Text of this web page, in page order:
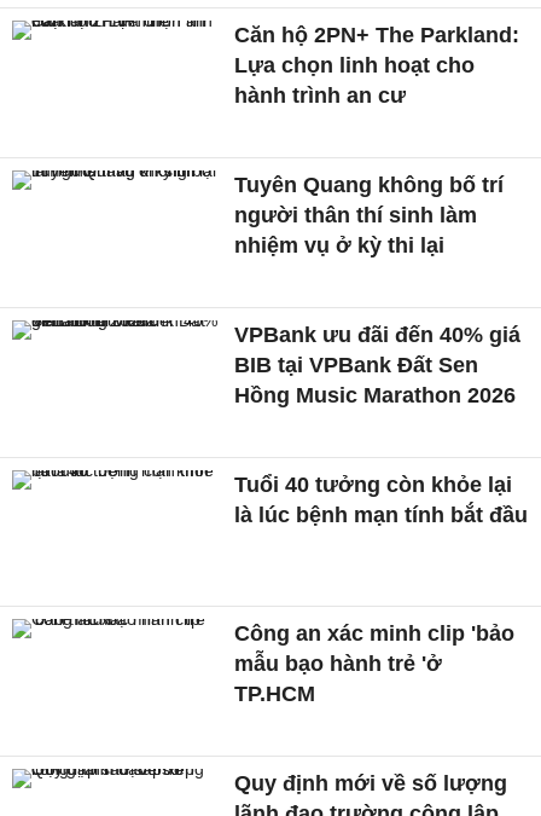
Căn hộ 2PN+ The Parkland:
Lựa chọn linh hoạt cho
hành trình an cư
Tuyên Quang không bố trí
người thân thí sinh làm
nhiệm vụ ở kỳ thi lại
VPBank ưu đãi đến 40% giá
BIB tại VPBank Đất Sen
Hồng Music Marathon 2026
Tuổi 40 tưởng còn khỏe lại
là lúc bệnh mạn tính bắt đầu
Công an xác minh clip 'bảo
mẫu bạo hành trẻ 'ở
TP.HCM
Quy định mới về số lượng